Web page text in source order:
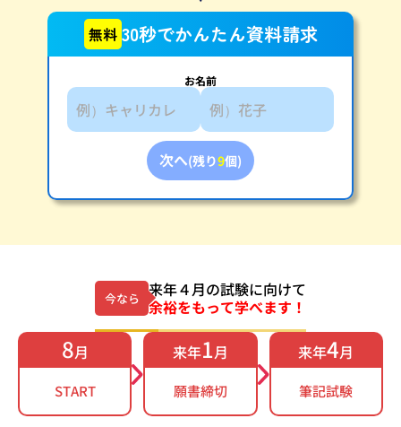
無料 30秒でかんたん資料請求
お名前
次へ(残り9個)
今なら 来年４月の試験に向けて
余裕をもって学べます！
8月
START
来年1月
願書締切
来年4月
筆記試験